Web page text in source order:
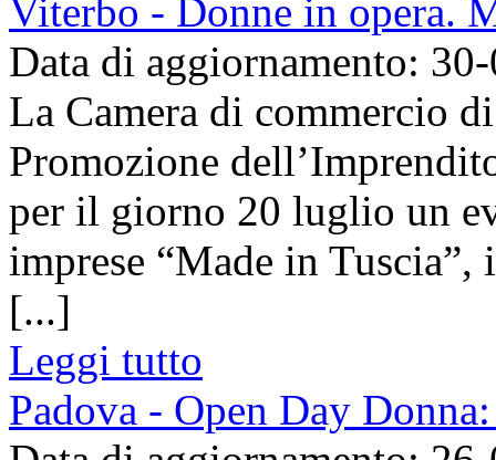
Viterbo - Donne in opera.
Data di aggiornamento:
La Camera di commercio
Promozione
per il giorno 20 luglio un
imprese “Made in
[...]
Leggi tutto
Padova - Open Day